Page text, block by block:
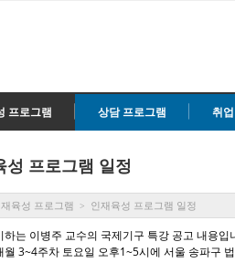
프로그램 상담 프로그램 취업
성 프로그램 일정
재육성 프로그램 > 인재육성 프로그램 일정
하는 이병주 교수의 국제기구 특강 공고 내용입
월 3~4주차 토요일 오후1~5시에 서울 송파구